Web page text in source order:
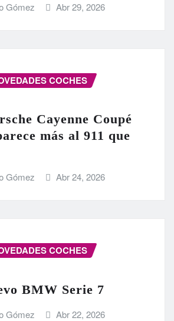
Gómez Abr 29, 2026
COCHES
Cayenne Coupé
más al 911 que
Gómez Abr 24, 2026
COCHES
BMW Serie 7
Gómez Abr 22, 2026